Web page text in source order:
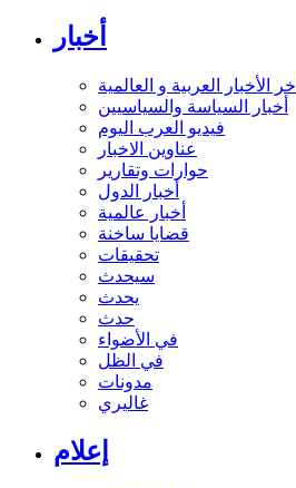
أخبار
أخر الأخبار العربية و العالمية
أخبار السياسة والسياسيين
فيديو العرب اليوم
عناوين الاخبار
حوارات وتقارير
أخبار الدول
أخبار عالمية
قضايا ساخنة
تحقيقات
سيحدث
يحدث
حدث
في الأضواء
في الظل
مدونات
غاليري
إعلام